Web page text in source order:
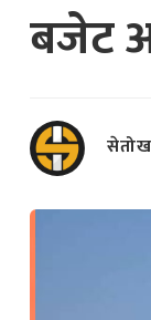
बजेट